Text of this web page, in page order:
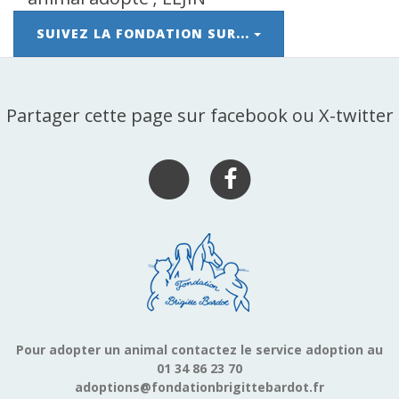
SUIVEZ LA FONDATION SUR...
Partager cette page sur facebook ou X-twitter
Pour adopter un animal contactez le service adoption au
01 34 86 23 70
adoptions@fondationbrigittebardot.fr